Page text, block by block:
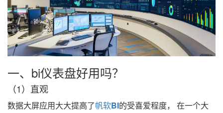
一、bi仪表盘好用吗？
（1）直观
数据大屏应用大大提高了帆软BI的受喜爱程度， 在一个大